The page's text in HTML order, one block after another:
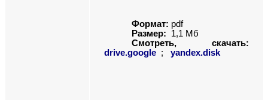
Формат: pdf
Размер:
1,1 Мб
Смотреть, скачать:
drive.google ; yandex.disk